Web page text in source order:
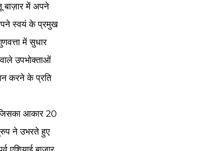
बाज़ार में अपने
स्वयं के प्रमुख
में सुधार
उपभोक्ताओं
करने के प्रति
जिसका आकार 20
ने उभरते हुए